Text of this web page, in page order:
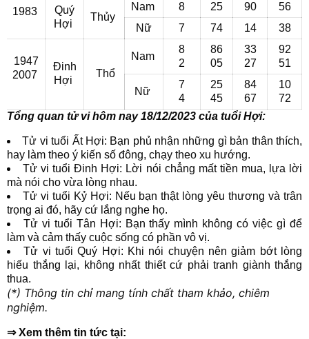
1983
Quý
Hợi
Thủy
Nam 8 25 90
56
Nữ
7 74 14 38
1947
2007
Đinh
Hợi
Thổ
Nam
8
2
86
05
33
27
92
51
Nữ
7
4
25
45
84
67
10
72
Tổng quan tử vi hôm nay 18/12/2023 của tuổi Hợi:
Tử vi tuổi Ất Hợi: Bạn phủ nhận những gì bản thân thích,
hay làm theo ý kiến số đông, chạy theo xu hướng.
Tử vi tuổi Đinh Hợi: Lời nói chẳng mất tiền mua, lựa lời
mà nói cho vừa lòng nhau.
Tử vi tuổi Kỷ Hợi: Nếu bạn thật lòng yêu thương và trân
trọng ai đó, hãy cứ lắng nghe họ.
Tử vi tuổi Tân Hợi: Bạn thấy mình không có việc gì để
làm và cảm thấy cuộc sống có phần vô vị.
Tử vi tuổi Quý Hợi: Khi nói chuyện nên giảm bớt lòng
hiếu thắng lại, không nhất thiết cứ phải tranh giành thắng
thua.
(*) Thông tin chỉ mang tính chất tham khảo, chiêm
nghiệm.
⇒ Xem thêm tin tức tại: